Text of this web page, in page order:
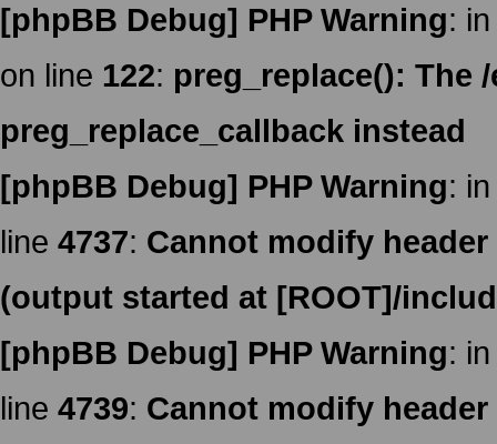
[phpBB Debug] PHP Warning:
on line 122: preg_replace(): The
preg_replace_callback instead
[phpBB Debug] PHP Warning:
line 4737: Cannot modify
(output started at [ROOT]/
[phpBB Debug] PHP Warning:
line 4739: Cannot modify